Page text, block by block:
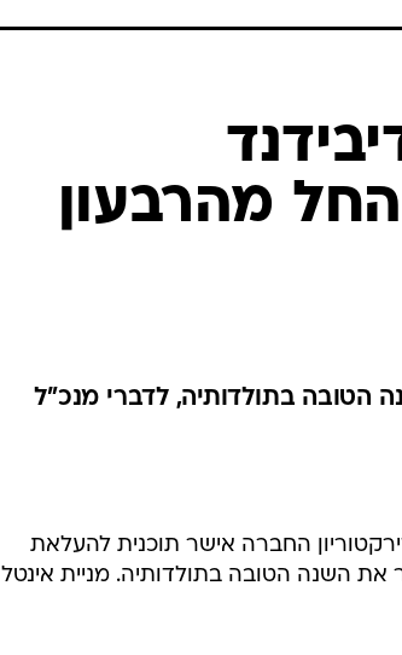
ב-15% החל מהרבעון
הטובה בתולדותיה, לדברי מנכ"ל
החברה אישר תוכנית להעלאת
היא עומדת לסגור את השנה הטובה בתולדותיה. מניית אינטל